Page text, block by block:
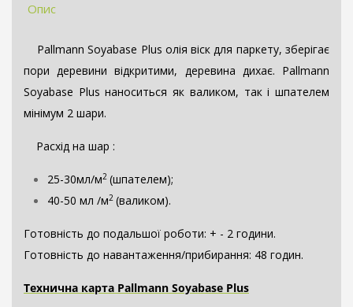
Опис
Pallmann Soyabase Plus олія віск для паркету, зберігає
пори деревини відкритими, деревина дихає. Pallmann
Soyabase Plus наноситься як валиком, так і шпателем
мінімум 2 шари.
Расхід на шар :
25-30мл/м2 (шпателем);
40-50 мл /м2 (валиком).
Готовність до подальшої роботи: + - 2 години.
Готовність до навантаження/прибирання: 48 годин.
Технична карта Pallmann Soyabase Plus